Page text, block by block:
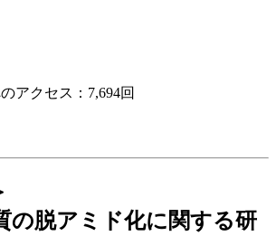
アクセス：7,694回
の脱アミド化に関する研